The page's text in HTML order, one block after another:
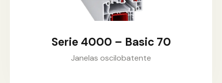
Serie 4000 – Basic 70
Janelas oscilobatente